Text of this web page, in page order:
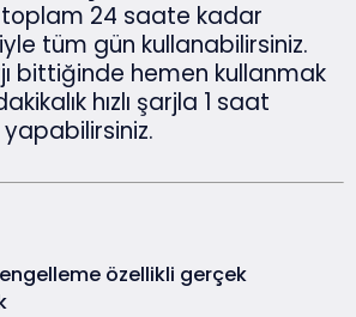
24 saate kadar
tüm gün kullanabilirsiniz.
bittiğinde hemen kullanmak
hızlı şarjla 1 saat
özellikli gerçek